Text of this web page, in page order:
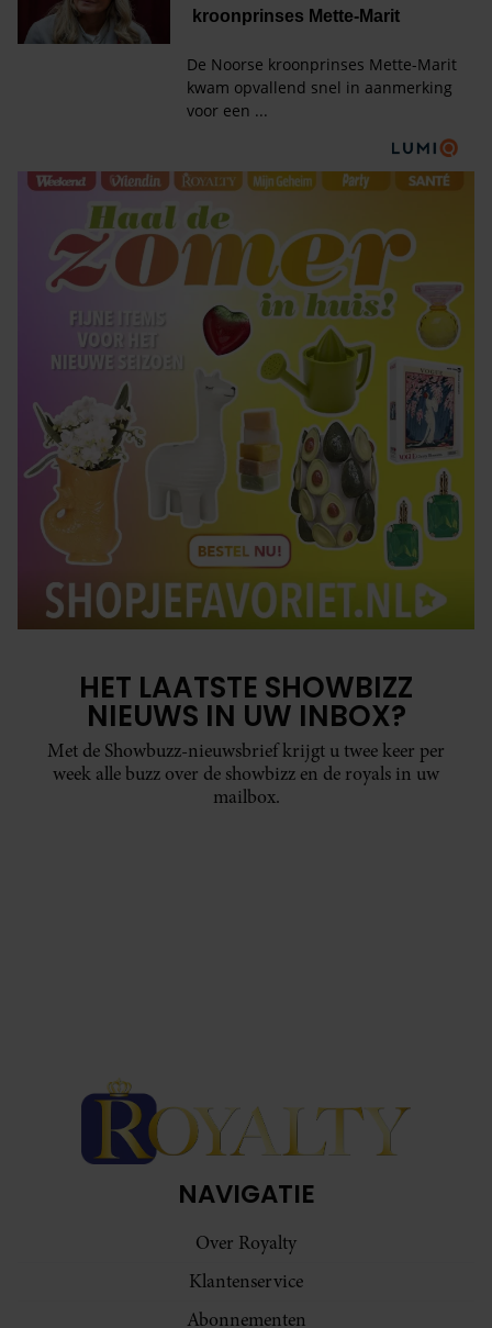
HET LAATSTE SHOWBIZZ
NIEUWS IN UW INBOX?
Met de Showbuzz-nieuwsbrief krijgt u twee keer per
week alle buzz over de showbizz en de royals in uw
mailbox.
NAVIGATIE
Over Royalty
Klantenservice
Abonnementen